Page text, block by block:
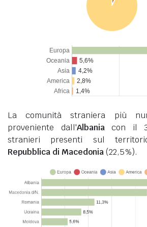
La comunità straniera più
proveniente dall'Albaniacon il
stranieri presenti sul
Repubblica di Macedonia(22,5%).